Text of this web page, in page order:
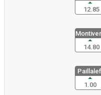
12.85
14.80
1.00